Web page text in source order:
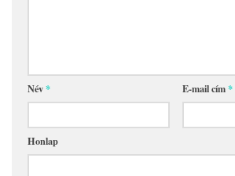
Név* E-mail cím*
Honlap